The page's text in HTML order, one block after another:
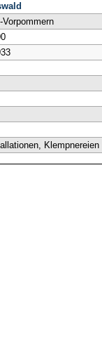
Vorpommern
Klempnereien